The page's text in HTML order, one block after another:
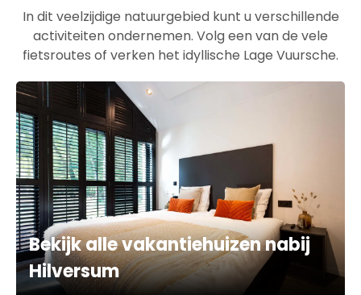
In dit veelzijdige natuurgebied kunt u verschillende
activiteiten ondernemen. Volg een van de vele
fietsroutes of verken het idyllische Lage Vuursche.
Bekijk alle vakantiehuizen nabij
Hilversum